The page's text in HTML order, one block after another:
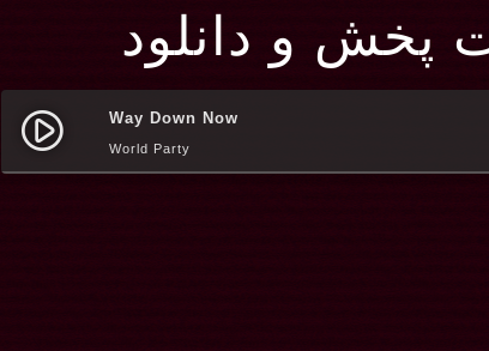
پخش و دانلود
play_circle_filled Way Down Now
World Party